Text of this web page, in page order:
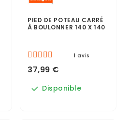
PIED DE POTEAU CARRÉ
À BOULONNER 140 X 140
1 avis
37,99 €
Disponible